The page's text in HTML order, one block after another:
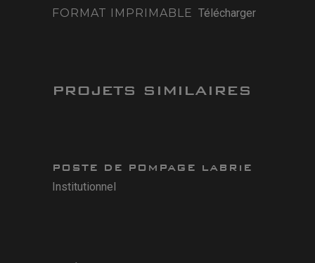
FORMAT IMPRIMABLE Télécharger
PROJETS SIMILAIRES
POSTE DE POMPAGE LABRIE
Institutionnel